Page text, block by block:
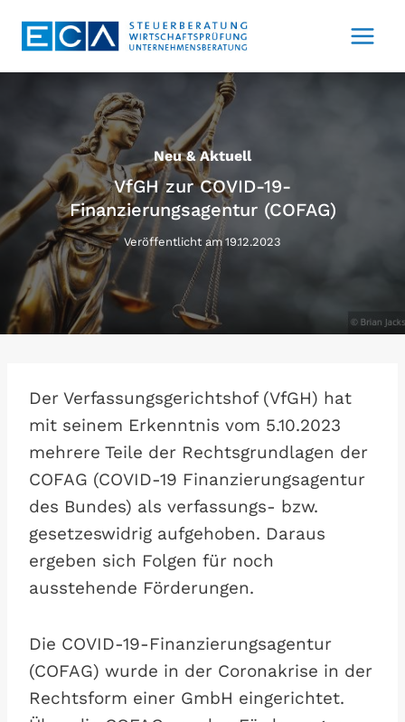
Inhalt
Neu & Aktuell
VfGH zur COVID-19-
Finanzierungsagentur (COFAG)
Veröffentlicht am 19.12.2023
Der Verfassungsgerichtshof (VfGH) hat
mit seinem Erkenntnis vom 5.10.2023
mehrere Teile der Rechtsgrundlagen der
COFAG (COVID-19 Finanzierungsagentur
des Bundes) als verfassungs- bzw.
gesetzeswidrig aufgehoben. Daraus
ergeben sich Folgen für noch
ausstehende Förderungen.
Die COVID-19-Finanzierungsagentur
(COFAG) wurde in der Coronakrise in der
Rechtsform einer GmbH eingerichtet.